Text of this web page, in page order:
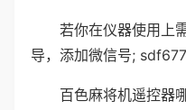
若你在仪器使用上
导，添加微信号;
百色麻将机遥控器